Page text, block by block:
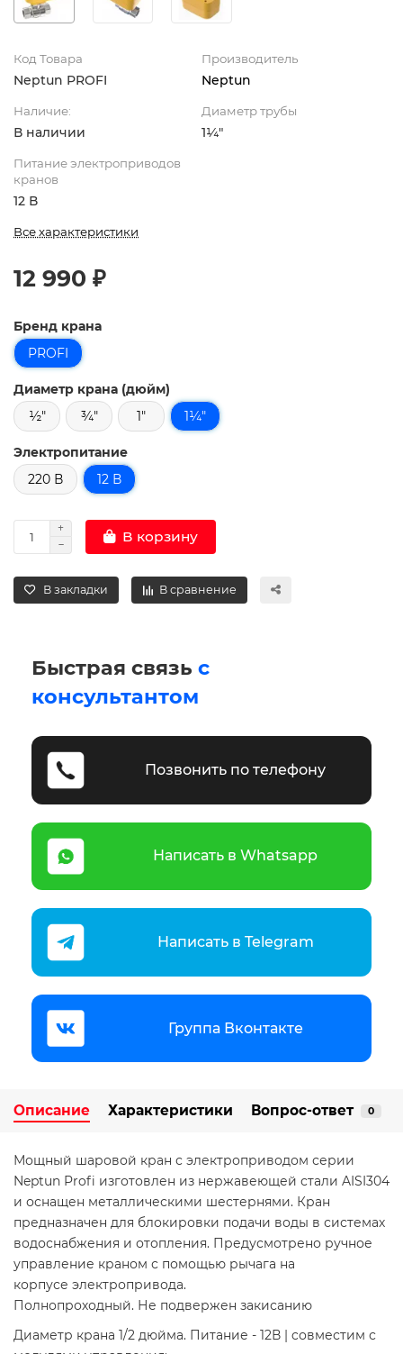
Код Товара
Neptun PROFI
Производитель
Neptun
Наличие:
В наличии
Диаметр трубы
1¼"
Питание электроприводов
кранов
12 В
Все характеристики
12 990 ₽
Бренд крана
PROFI
Диаметр крана (дюйм)
½"
¾" 1" 1¼"
Электропитание
220 В
12 В
В корзину
В закладки В сравнение
Быстрая связь с
консультантом
Позвонить по телефону
Написать в Whatsapp
Написать в Telegram
Группа Вконтакте
Описание Характеристики Вопрос-ответ 0
Мощный шаровой кран с электроприводом серии
Neptun Profi изготовлен из нержавеющей стали AISI304
и оснащен металлическими шестернями. Кран
предназначен для блокировки подачи воды в системах
водоснабжения и отопления. Предусмотрено ручное
управление краном с помощью рычага на
корпусе электропривода.
Полнопроходный. Не подвержен закисанию
Диаметр крана 1/2 дюйма. Питание - 12В | cовместим с